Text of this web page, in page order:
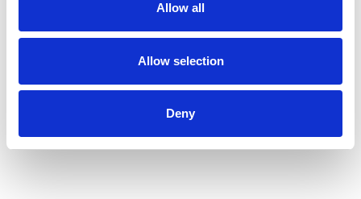
Allow all
Allow selection
Deny
Ved Hovden Alpinsenter finner du en stor parkeringsplass
rett ved heisene. Denne er åpen i åpningstidene til
alpinsenteret og så lenge serveringsstedene i
alpinsenteret holder åpent. Utenom skisesongen er den
også tilgjengelig. Parkering er avgiftsbelagt.